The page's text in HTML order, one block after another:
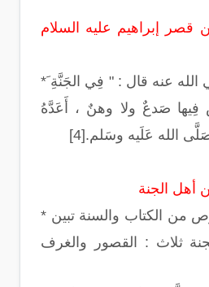
إبراهيم عليه السلام
* َعن أَبِي هُرَيرة رضي الله عنه قال : " فِي الجَنَّةِ
صَدعٌ ولا وهنٌ ، أَعَدَّهُ
صَلَّى الله عَلَيه وسَلم.[4]
* من خلال تتبع النصوص من الكتاب والسنة تبين
ثلاث : القصور والغرف